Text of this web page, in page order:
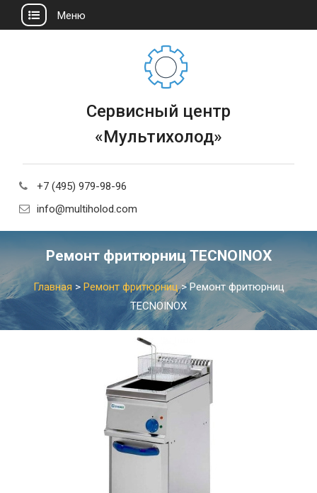
Меню
Сервисный центр
«Мультихолод»
+7 (495) 979-98-96
info@multiholod.com
Ремонт фритюрниц TECNOINOX
Главная > Ремонт фритюрниц>Ремонт фритюрниц
TECNOINOX